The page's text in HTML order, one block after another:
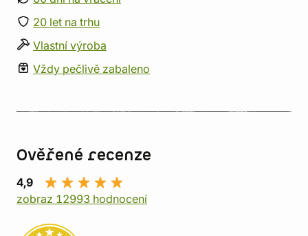
20 let na trhu
Vlastní výroba
Vždy pečlivě zabaleno
Ověřené recenze
4,9
zobraz 12993 hodnocení